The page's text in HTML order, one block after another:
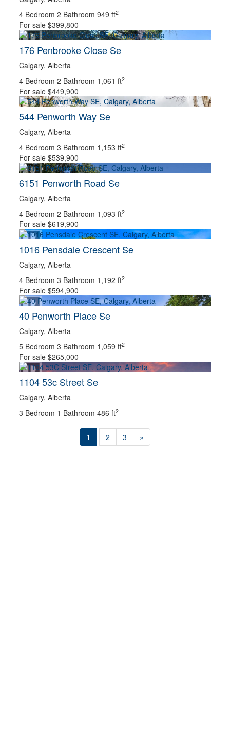
SUB DIVISION
KEYWORD
CONDOMINIUM
POOL
OPEN HOUSE
Search
4 Bedroom 2 Bathroom 949 ft2
For sale $399,800
176 Penbrooke Close Se
Calgary, Alberta
4 Bedroom 2 Bathroom 1,061 ft2
For sale $449,900
544 Penworth Way Se
Calgary, Alberta
4 Bedroom 3 Bathroom 1,153 ft2
For sale $539,900
6151 Penworth Road Se
Calgary, Alberta
4 Bedroom 2 Bathroom 1,093 ft2
For sale $619,900
1016 Pensdale Crescent Se
Calgary, Alberta
4 Bedroom 3 Bathroom 1,192 ft2
For sale $594,900
40 Penworth Place Se
Calgary, Alberta
5 Bedroom 3 Bathroom 1,059 ft2
For sale $265,000
1104 53c Street Se
Calgary, Alberta
3 Bedroom 1 Bathroom 486 ft2
1 2 3 »